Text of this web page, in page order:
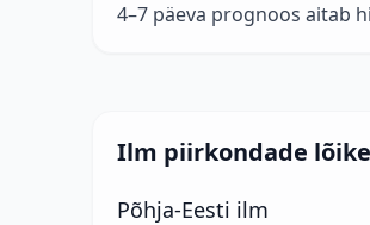
4–7 päeva prognoos aitab
Ilm piirkondade
Põhja-Eesti ilm